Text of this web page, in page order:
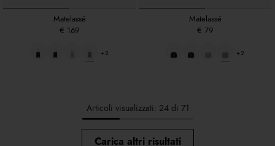
Matelassé
€ 169
+2
Matelassé
€ 79
+2
Articoli visualizzati: 24 di 71
Carica altri risultati